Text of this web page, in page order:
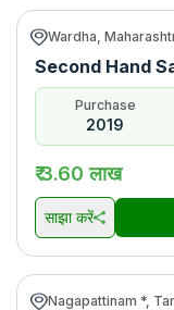
Wardha,
Second Hand
Purchase
2019
₹ 3.60 लाख
साझा करें
Nagapattinam *,